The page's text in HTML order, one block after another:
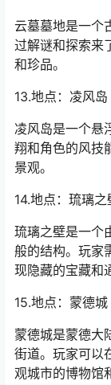
云墓墓地是一个
过解谜和探索来
和珍品。
13.地点：凌风岛
凌风岛是一个悬
翔和角色的风技
景观。
14.地点：琉璃之
琉璃之壁是一个
般的结构。玩家
现隐藏的宝藏和
15.地点：蒙德城
蒙德城是蒙德大
街道。玩家可以
观城市的博物馆